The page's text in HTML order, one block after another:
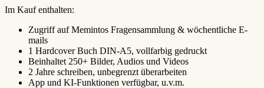
Im Kauf enthalten:
Zugriff auf Memintos Fragensammlung & wöchentliche E-
mails
1 Hardcover Buch DIN-A5, vollfarbig gedruckt
Beinhaltet 250+ Bilder, Audios und Videos
2 Jahre schreiben, unbegrenzt überarbeiten
App und KI-Funktionen verfügbar, u.v.m.